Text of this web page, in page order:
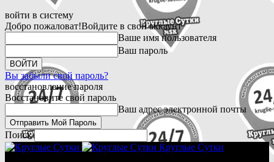
войти в систему
Добро пожаловат!Войдите в свой аккаунт
Ваше имя пользователя
Ваш пароль
Вы забыли свой пароль?
восстановление пароля
Восстановите свой пароль
Ваш адрес электронной почты
Поиск
Круглые Сутки